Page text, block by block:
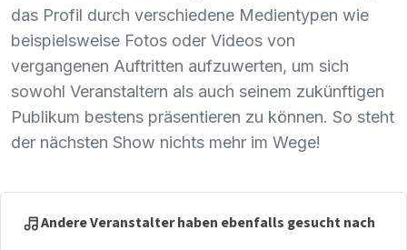
das Profil durch verschiedene Medientypen wie
beispielsweise Fotos oder Videos von
vergangenen Auftritten aufzuwerten, um sich
sowohl Veranstaltern als auch seinem zukünftigen
Publikum bestens präsentieren zu können. So steht
der nächsten Show nichts mehr im Wege!
Andere Veranstalter haben ebenfalls gesucht nach